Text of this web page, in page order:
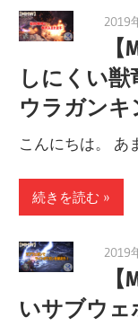
2019
しにくい
ウラガンキ
こんにちは。 あ
続きを読む
2019
いサブウ